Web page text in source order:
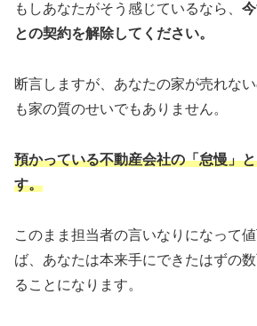
もしあなたがそう感じているなら、
との契約を解除してください。
断言しますが、あなたの家が売れな
も家の質のせいでもありません。
預かっている不動産会社の「怠慢」
す。
このまま担当者の言いなりになって
ば、あなたは本来手にできたはずの
ることになります。